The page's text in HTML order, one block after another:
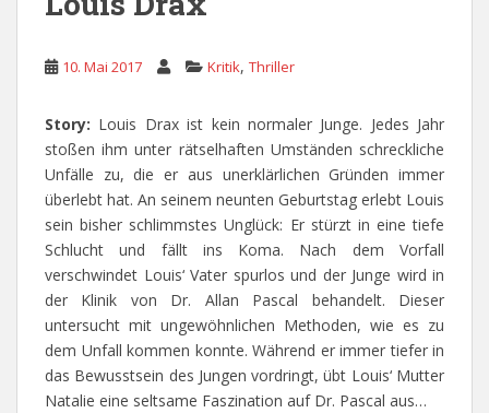
10. Mai 2017 Kritik, Thriller
Story: Louis Drax ist kein normaler Junge. Jedes Jahr
stoßen ihm unter rätselhaften Umständen schreckliche
Unfälle zu, die er aus unerklärlichen Gründen immer
überlebt hat. An seinem neunten Geburtstag erlebt Louis
sein bisher schlimmstes Unglück: Er stürzt in eine tiefe
Schlucht und fällt ins Koma. Nach dem Vorfall
verschwindet Louis‘ Vater spurlos und der Junge wird in
der Klinik von Dr. Allan Pascal behandelt. Dieser
untersucht mit ungewöhnlichen Methoden, wie es zu
dem Unfall kommen konnte. Während er immer tiefer in
das Bewusstsein des Jungen vordringt, übt Louis‘ Mutter
Natalie eine seltsame Faszination auf Dr. Pascal aus…